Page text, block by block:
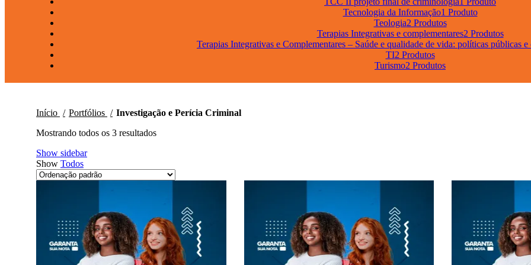
Tecnologia da Informação1 Produto
Teologia2 Produtos
Terapias Integrativas e complementares2 Produtos
Terapias Integrativas e Complementares – Saúde e qualidade de vida: políticas públicas
TI2 Produtos
Turismo2 Produtos
Início Portfólios
Investigação e Perícia Criminal
Mostrando todos os 3 resultados
Show sidebar
Show Todos